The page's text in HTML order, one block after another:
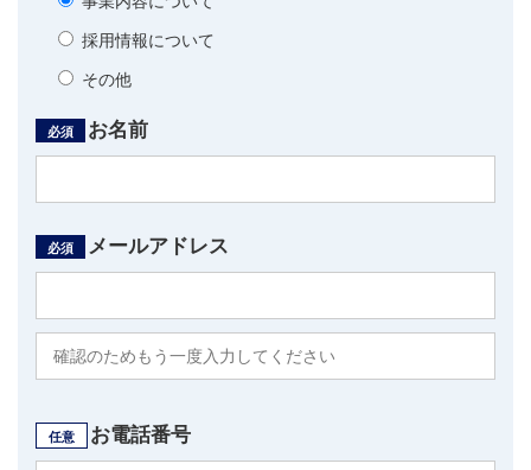
採用情報について
その他
必須 お名前
必須 メールアドレス
任意 お電話番号